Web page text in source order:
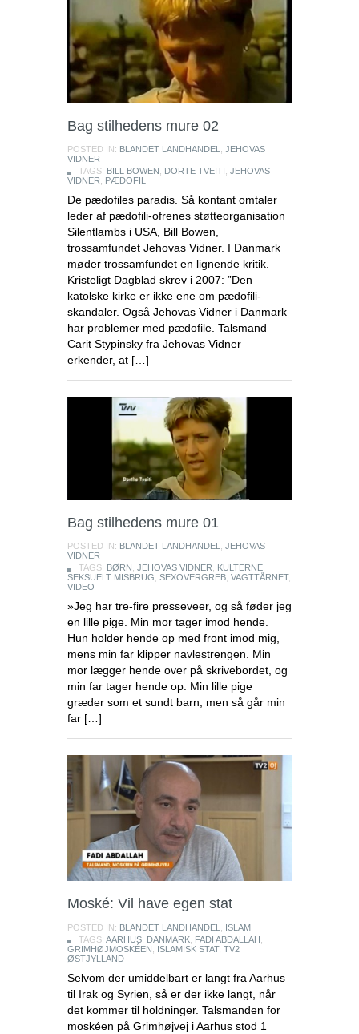
Bag stilhedens mure 02
POSTED IN: BLANDET LANDHANDEL
JEHOVAS
VIDNER
TAGS: BILL BOWEN DORTE TVEITI
JEHOVAS
VIDNER
PÆDOFIL
De pædofiles paradis. Så kontant omtaler
leder af pædofili-ofrenes støtteorganisation
Silentlambs i USA, Bill Bowen,
trossamfundet Jehovas Vidner. I Danmark
møder trossamfundet en lignende kritik.
Kristeligt Dagblad skrev i 2007: ”Den
katolske kirke er ikke ene om pædofili-
skandaler. Også Jehovas Vidner i Danmark
har problemer med pædofile. Talsmand
Carit Stypinsky fra Jehovas Vidner
erkender, at […]
Bag stilhedens mure 01
POSTED IN: BLANDET LANDHANDEL
JEHOVAS
VIDNER
TAGS: BØRN JEHOVAS VIDNER KULTERNE
SEKSUELT MISBRUG SEXOVERGREB VAGTTÅRNET,
VIDEO
»Jeg har tre-fire presseveer, og så føder jeg
en lille pige. Min mor tager imod hende.
Hun holder hende op med front imod mig,
mens min far klipper navlestrengen. Min
mor lægger hende over på skrivebordet, og
min far tager hende op. Min lille pige
græder som et sundt barn, men så går min
far […]
Moské: Vil have egen stat
POSTED IN: BLANDET LANDHANDEL
ISLAM
TAGS: AARHUS DANMARK FADI ABDALLAH
GRIMHØJMOSKÉEN
ISLAMISK STAT, TV2
ØSTJYLLAND
Selvom der umiddelbart er langt fra Aarhus
til Irak og Syrien, så er der ikke langt, når
det kommer til holdninger. Talsmanden for
moskéen på Grimhøjvej i Aarhus stod 1